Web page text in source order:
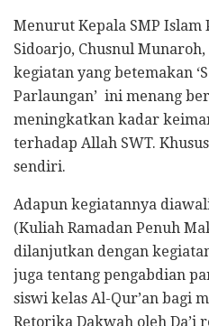
Menurut Kepala SMP Islam
Sidoarjo, Chusnul
kegiatan yang betemakan
Parlaungan’ ini menang
meningkatkan kadar
terhadap Allah SWT.
sendiri.
Adapun kegiatannya
(Kuliah Ramadan Penuh
dilanjutkan dengan
juga tentang pengabdian
siswi kelas Al-Qur’an bagi
Retorika Dakwah oleh Da’i